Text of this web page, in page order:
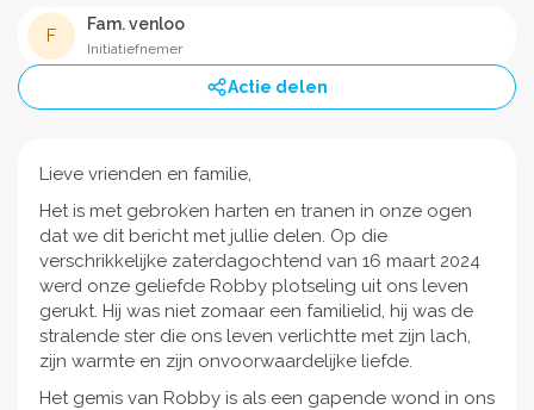
F
Fam. venloo
Initiatiefnemer
Actie delen
Lieve vrienden en familie,
Het is met gebroken harten en tranen in onze ogen
dat we dit bericht met jullie delen. Op die
verschrikkelijke zaterdagochtend van 16 maart 2024
werd onze geliefde Robby plotseling uit ons leven
gerukt. Hij was niet zomaar een familielid, hij was de
stralende ster die ons leven verlichtte met zijn lach,
zijn warmte en zijn onvoorwaardelijke liefde.
Het gemis van Robby is als een gapende wond in ons